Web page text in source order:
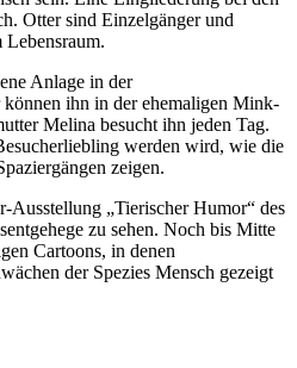
Otter sind Einzelgänger und
Anlage in der
ihn in der ehemaligen Mink-
Melina besucht ihn jeden Tag.
werden wird, wie die
zeigen.
Ausstellung „Tierischer Humor“ des
zu sehen. Noch bis Mitte
Cartoons, in denen
der Spezies Mensch gezeigt